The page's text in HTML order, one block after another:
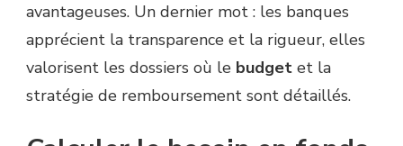
avantageuses. Un dernier mot : les banques
apprécient la transparence et la rigueur, elles
valorisent les dossiers où le budget et la
stratégie de remboursement sont détaillés.